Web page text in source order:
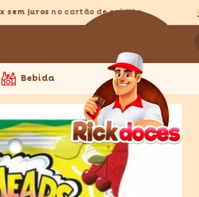
jurosno cartão de crédito
Bebida